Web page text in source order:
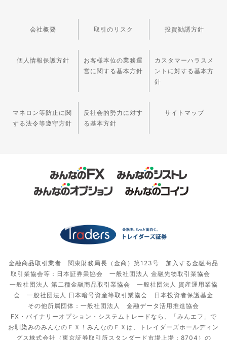
会社概要 取引のリスク 投資勧誘方針
個人情報保護方針
お客様本位の業務運
営に関する基本方針
カスタマーハラスメ
ントに対する基本方
針
マネロン等防止に関
する法令等遵守方針
反社会的勢力に対す
る基本方針
サイトマップ
金融商品取引業者 関東財務局長（金商）第123号 加入する金融商品
取引業協会等：日本証券業協会 一般社団法人 金融先物取引業協会
一般社団法人 第二種金融商品取引業協会 一般社団法人 資産運用業協
会 一般社団法人 日本暗号資産等取引業協会 日本投資者保護基金
その他所属団体：一般社団法人 金融データ活用推進協会
FX・バイナリーオプション・システムトレードなら、「みんエフ」で
お馴染みのみんなのＦＸ！みんなのＦＸは、トレイダーズホールディン
グス株式会社（東京証券取引所スタンダード市場上場：8704）の